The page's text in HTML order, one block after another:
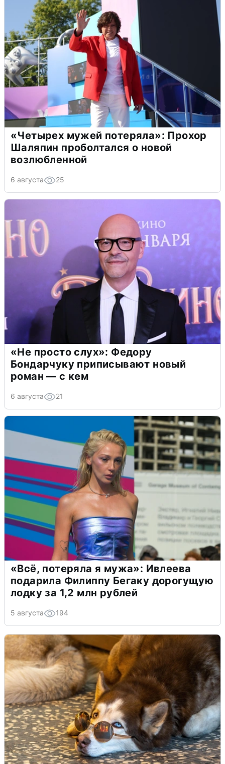
«Четырех мужей потеряла»: Прохор
Шаляпин проболтался о новой
возлюбленной
6 августа 25
«Не просто слух»: Федору
Бондарчуку приписывают новый
роман — с кем
6 августа 21
«Всё, потеряла я мужа»: Ивлеева
подарила Филиппу Бегаку дорогущую
лодку за 1,2 млн рублей
5 августа 194